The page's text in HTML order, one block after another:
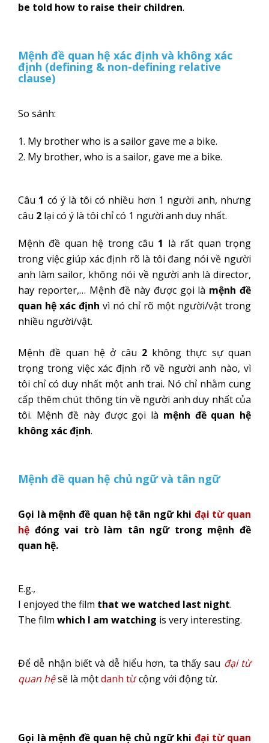
be told how to raise their children.
Mệnh đề quan hệ xác định và không xác
định (defining & non-defining relative
clause)
So sánh:
1. My brother who is a sailor gave me a bike.
2. My brother, who is a sailor, gave me a bike.
Câu 1 có ý là tôi có nhiều hơn 1 người anh, nhưng
câu 2 lại có ý là tôi chỉ có 1 người anh duy nhất.
Mệnh đề quan hệ trong câu 1 là rất quan trọng
trong việc giúp xác định rõ là tôi đang nói về người
anh làm sailor, không nói về người anh là director,
hay reporter,… Mệnh đề này được gọi là mệnh đề
quan hệ xác định vì nó chỉ rõ một người/vật trong
nhiều người/vật.
Mệnh đề quan hệ ở câu 2không thực sự quan
trọng trong việc xác định rõ về người anh nào, vì
tôi chỉ có duy nhất một anh trai. Nó chỉ nhằm cung
cấp thêm chút thông tin về người anh duy nhất của
tôi. Mệnh đề này được gọi là mệnh đề quan hệ
không xác định.
Mệnh đề quan hệ chủ ngữ và tân ngữ
Gọi là mệnh đề quan hệ tân ngữ khi đại từ quan
hệ đóng vai trò làm tân ngữ trong mệnh đề
quan hệ.
E.g.,
I enjoyed the film that we watched last night.
The film which I am watching is very interesting.
Để dễ nhận biết và dễ hiểu hơn, ta thấy sau đại từ
quan hệsẽ là mộtdanh từcộng với động từ.
Gọi là mệnh đề quan hệ chủ ngữ khi đại từ quan